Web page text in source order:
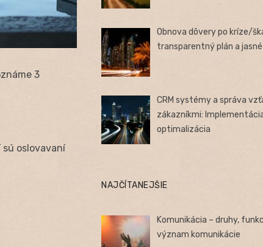
3
oslovavaní
Obnova dôvery po kríze/
transparentný plán a
CRM systémy a správa
zákazníkmi:
optimalizácia
NAJČÍTANEJŠIE
Komunikácia – druhy,
význam komunikácie